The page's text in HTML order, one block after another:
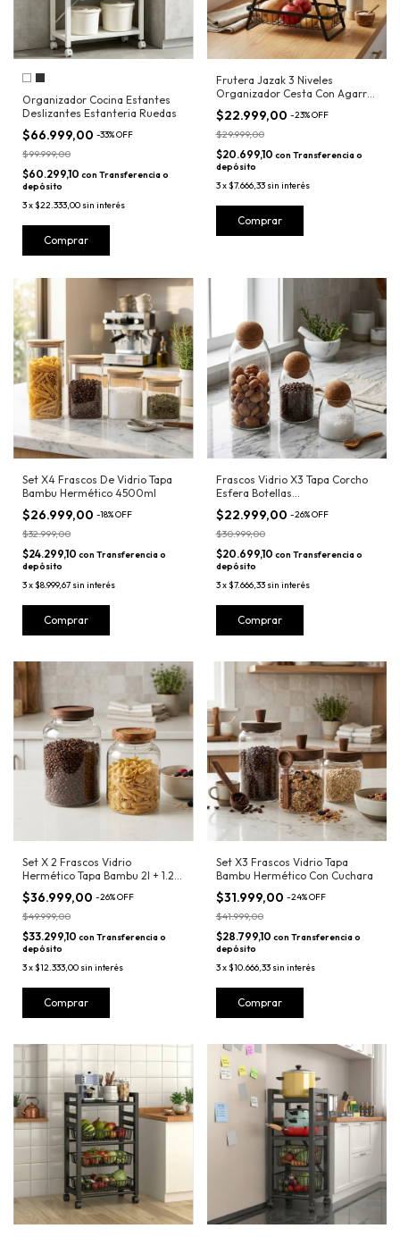
Organizador Cocina Estantes
Deslizantes Estanteria Ruedas
$66.999,00 -33%OFF
$99.999,00
$60.299,10 con Transferencia o
depósito
3x$22.333,00 sin interés
Comprar
Frutera Jazak 3 Niveles
Organizador Cesta Con Agarre
Madera
$22.999,00 -23%OFF
$29.999,00
$20.699,10 con Transferencia o
depósito
3x$7.666,33 sin interés
Set X4 Frascos De Vidrio Tapa
Bambu Hermético 4500ml
$26.999,00 -18%OFF
$32.999,00
$24.299,10 con Transferencia o
depósito
3x$8.999,67 sin interés
Frascos Vidrio X3 Tapa Corcho
Esfera Botellas
500+800+1200ml
$22.999,00 -26%OFF
$30.999,00
$20.699,10 con Transferencia o
depósito
3x$7.666,33 sin interés
Set X 2 Frascos Vidrio
Hermético Tapa Bambu 2l + 1.25
L
$36.999,00 -26%OFF
$49.999,00
$33.299,10 con Transferencia o
depósito
3x$12.333,00 sin interés
Set X3 Frascos Vidrio Tapa
Bambu Hermético Con Cuchara
$31.999,00 -24%OFF
$41.999,00
$28.799,10 con Transferencia o
depósito
3x$10.666,33 sin interés